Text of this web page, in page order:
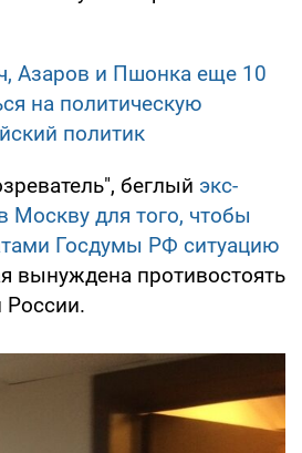
Азаров и Пшонка еще 10
на политическую
политик
беглый экс-
Москву для того, чтобы
Госдумы РФ ситуацию
вынуждена противостоять
России.